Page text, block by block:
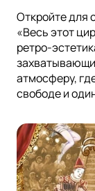
Откройте для
«Весь этот
ретро-
атмосферу,
свободе и